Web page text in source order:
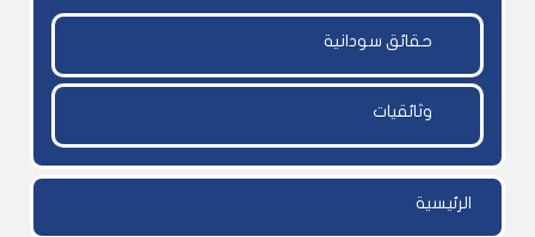
حقائق سودانية
وثائقيات
الرئيسية